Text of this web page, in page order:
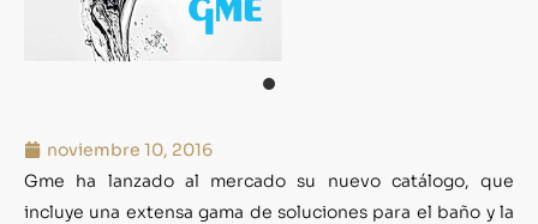
noviembre 10, 2016
Gme ha lanzado al mercado su nuevo catálogo, que
incluye una extensa gama de soluciones para el baño y la